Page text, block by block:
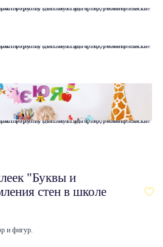
"Буквы и
стен в школе
и фигур.